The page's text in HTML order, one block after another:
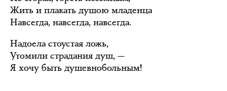
Жить и плакать душою младенца
Навсегда, навсегда, навсегда.
Надоела стоустая ложь,
Утомили страдания душ, —
Я хочу быть душевнобольным!